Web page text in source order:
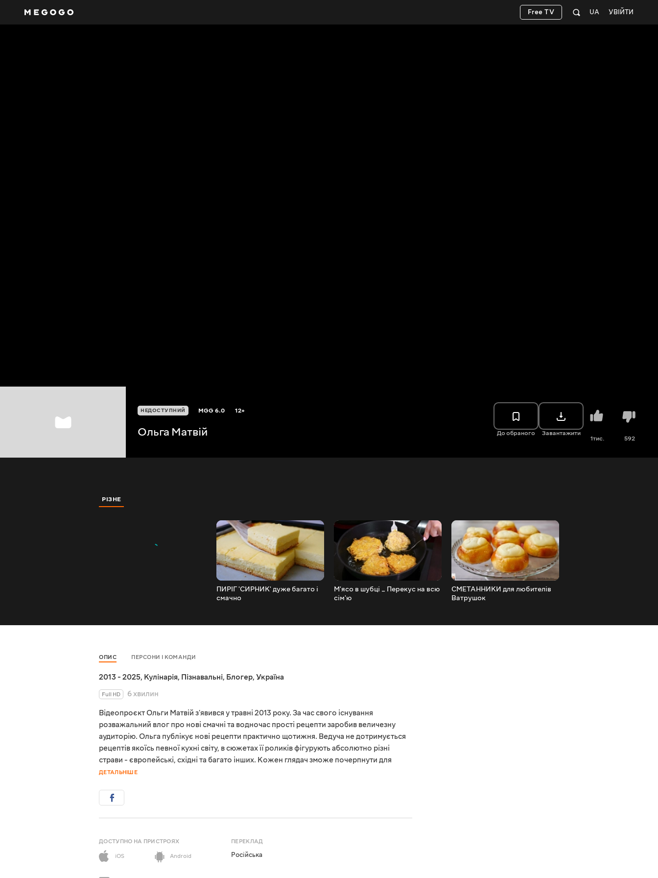
УВІЙТИ
UA
Free TV
НЕДОСТУПНИЙ MGG6.0 12+
Ольга Матвій До обраного Завантажити
1тис. 592
РІЗНЕ
ПИРІГ 'СИРНИК' дуже багато і
смачно
М'ясо в шубці _ Перекус на всю
сім'ю
СМЕТАННИКИ для любителів
Ватрушок
ОПИС ПЕРСОНИ І КОМАНДИ
2013 - 2025, Кулінарія, Пізнавальні, Блогер, Україна
Full HD
6 хвилин
Відеопроєкт Ольги Матвій з'явився у травні 2013 року. За час свого існування
розважальний влог про нові смачні та водночас прості рецепти заробив величезну
аудиторію. Ольга публікує нові рецепти практично щотижня. Ведуча не дотримується
рецептів якоїсь певної кухні світу, в сюжетах її роликів фігурують абсолютно різні
страви - європейські, східні та багато інших. Кожен глядач зможе почерпнути для
ДЕТАЛЬНІШЕ
ДОСТУПНО НА ПРИСТРОЯХ
iOS
Android
ПЕРЕКЛАД
Російська